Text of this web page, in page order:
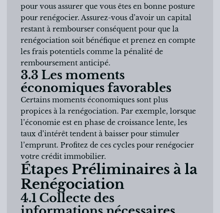
pour vous assurer que vous êtes en bonne posture
pour renégocier. Assurez-vous d’avoir un capital
restant à rembourser conséquent pour que la
renégociation soit bénéfique et prenez en compte
les frais potentiels comme la pénalité de
remboursement anticipé.
3.3 Les moments
économiques favorables
Certains moments économiques sont plus
propices à la renégociation. Par exemple, lorsque
l’économie est en phase de croissance lente, les
taux d’intérêt tendent à baisser pour stimuler
l’emprunt. Profitez de ces cycles pour renégocier
votre crédit immobilier.
Étapes Préliminaires à la
Renégociation
4.1 Collecte des